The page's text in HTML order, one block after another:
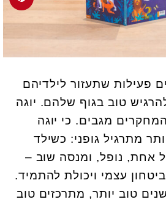
פעילות שתעזור לילדיהם
טוב בגוף שלהם. יוגה
מגבים. כי יוגה
מתרגיל גופני: כשילד
אחת, נופל, ומנסה שוב –
עצמי ויכולת להתמיד.
טוב יותר, מתרכזים טוב